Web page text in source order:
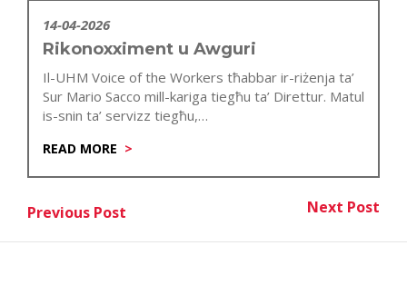
14-04-2026
Rikonoxximent u Awguri
Il-UHM Voice of the Workers tħabbar ir-riżenja ta’
Sur Mario Sacco mill-kariga tiegħu ta’ Direttur. Matul
is-snin ta’ servizz tiegħu,…
READ MORE
Post
navigation
Previous Post
Previous Post Next Post